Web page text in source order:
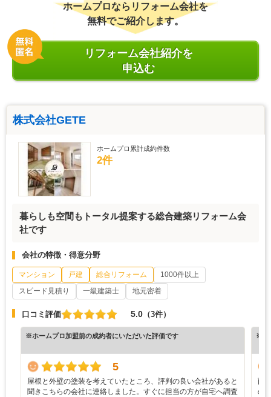
ホームプロならリフォーム会社を
無料でご紹介します。
リフォーム会社紹介を
申込む
株式会社GETE
ホームプロ累計成約件数
2件
暮らしも空間もトータル提案する総合建築リフォーム会
社です
会社の特徴・得意分野
マンション 戸建 総合リフォーム
1000件以上
スピード見積り
一級建築士 地元密着
口コミ評価 5.0 （3件）
※ホームプロ加盟前の成約者にいただいた評価です
5
屋根と外壁の塗装を考えていたところ、評判の良い会社があると
聞きこちらの会社に連絡しました。すぐに担当の方が自宅へ調査
※ホ
雨
の